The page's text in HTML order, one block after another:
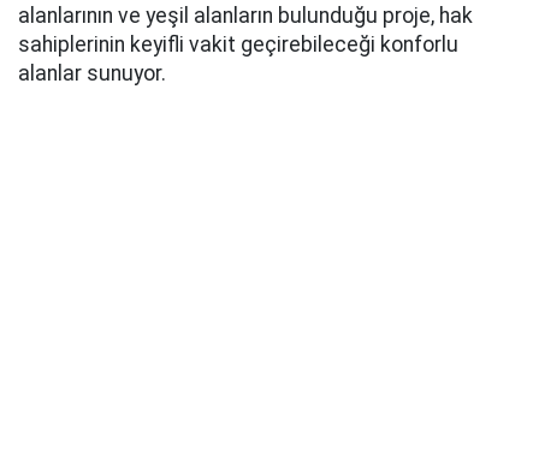
alanlarının ve yeşil alanların bulunduğu proje, hak
sahiplerinin keyifli vakit geçirebileceği konforlu
alanlar sunuyor.